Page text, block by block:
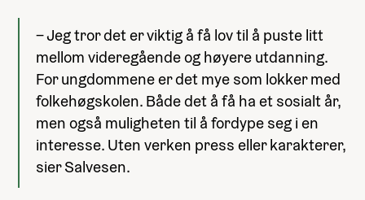
– Jeg tror det er viktig å få lov til å puste litt
mellom videregående og høyere utdanning.
For ungdommene er det mye som lokker med
folkehøgskolen. Både det å få ha et sosialt år,
men også muligheten til å fordype seg i en
interesse. Uten verken press eller karakterer,
sier Salvesen.